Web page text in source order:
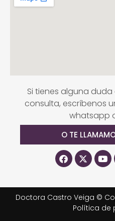
Si tienes alguna
consulta, escríbenos
whatsapp
O TE
Doctora Castro Veiga ©
Política de